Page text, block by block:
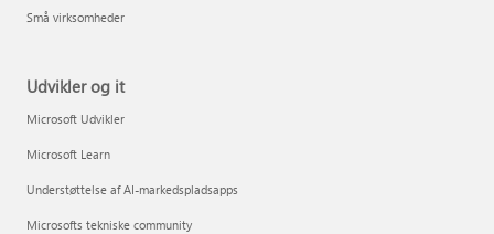
Små virksomheder
Udvikler og it
Microsoft Udvikler
Microsoft Learn
Understøttelse af AI-markedspladsapps
Microsofts tekniske community